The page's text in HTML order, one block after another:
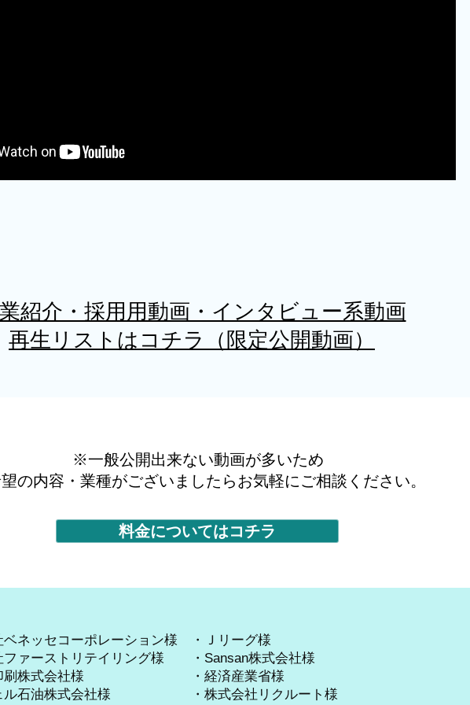
紹介・採用用動画・インタビュー系動画
再生リストはコチラ（限定公開動画）
※一般公開出来ない動画が多いため
の内容・業種がございましたらお気軽にご相談ください。
料金についてはコチラ
ネッセコーポレーション様 ・Ｊリーグ様
ァーストリテイリング様 ・Sansan株式会社様
刷株式会社様 ・経済産業省様
ル石油株式会社様 ・株式会社リクルート様